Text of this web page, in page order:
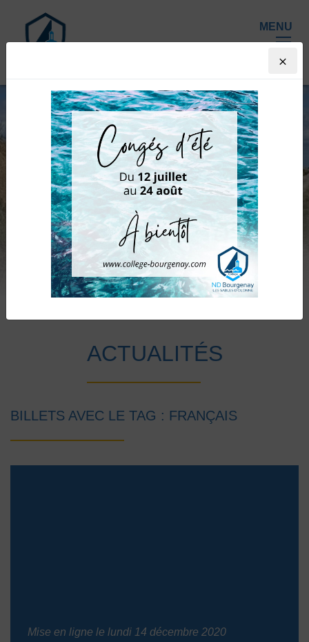
ACTUALITÉS
BILLETS AVEC LE TAG : FRANÇAIS
Mise en ligne le lundi 14 décembre 2020